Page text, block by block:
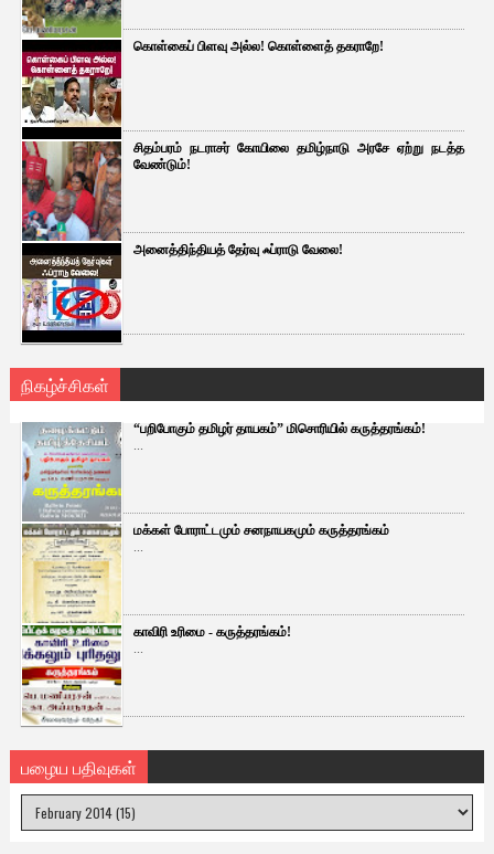
கொள்கைப் பிளவு அல்ல! கொள்ளைத் தகராறே!
சிதம்பரம் நடராசர் கோயிலை தமிழ்நாடு அரசே ஏற்று நடத்த
வேண்டும்!
அனைத்திந்தியத் தேர்வு ஃப்ராடு வேலை!
நிகழ்ச்சிகள்
“பறிபோகும் தமிழர் தாயகம்” மிசொரியில் கருத்தரங்கம்!
...
மக்கள் போராட்டமும் சனநாயகமும் கருத்தரங்கம்
...
காவிரி உரிமை - கருத்தரங்கம்!
...
பழைய பதிவுகள்